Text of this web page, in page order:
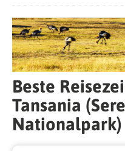
Beste
Tansania
Nationalpark)